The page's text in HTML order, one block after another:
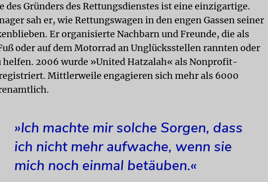
des Gründers des Rettungsdienstes ist eine einzigartige.
sah er, wie Rettungswagen in den engen Gassen seiner
Er organisierte Nachbarn und Freunde, die als
oder auf dem Motorrad an Unglücksstellen rannten oder
helfen. 2006 wurde »United Hatzalah« als Nonprofit-
Mittlerweile engagieren sich mehr als 6000
»Ich machte mir solche Sorgen, dass
ich nicht mehr aufwache, wenn sie
mich noch einmal betäuben.«